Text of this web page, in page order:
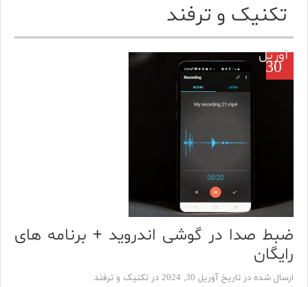
تکنیک و ترفند
آوریل
30
ضبط صدا در گوشی اندروید + برنامه های
رایگان
ارسال شده در تاریخ آوریل 30, 2024 در تکنیک و ترفند